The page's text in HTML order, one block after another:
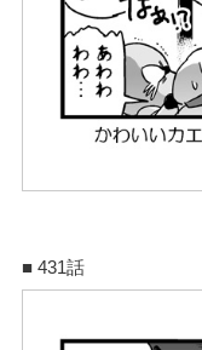
■ 431話